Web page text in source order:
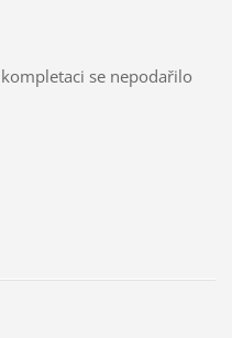
se nepodařilo